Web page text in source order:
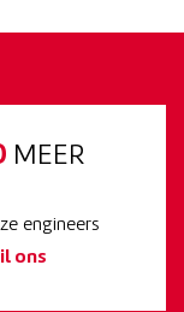
MEER
engineers
ons